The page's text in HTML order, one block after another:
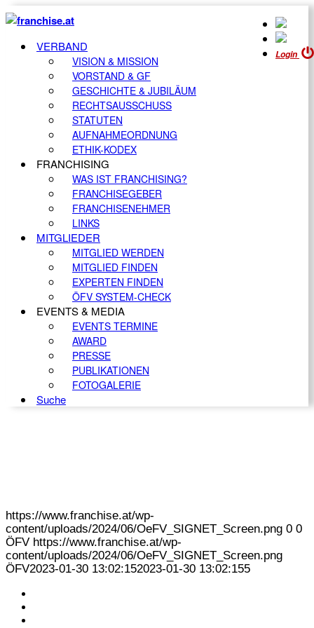
Login
VERBAND
VISION & MISSION
VORSTAND & GF
GESCHICHTE & JUBILÄUM
RECHTSAUSSCHUSS
STATUTEN
AUFNAHMEORDNUNG
ETHIK-KODEX
FRANCHISING
WAS IST FRANCHISING?
FRANCHISEGEBER
FRANCHISENEHMER
LINKS
MITGLIEDER
MITGLIED WERDEN
MITGLIED FINDEN
EXPERTEN FINDEN
ÖFV SYSTEM-CHECK
EVENTS & MEDIA
EVENTS TERMINE
AWARD
PRESSE
PUBLIKATIONEN
FOTOGALERIE
Suche
https://www.franchise.at/wp-
content/uploads/2024/06/OeFV_SIGNET_Screen.png 0 0
ÖFV https://www.franchise.at/wp-
content/uploads/2024/06/OeFV_SIGNET_Screen.png
ÖFV2023-01-30 13:02:152023-01-30 13:02:155